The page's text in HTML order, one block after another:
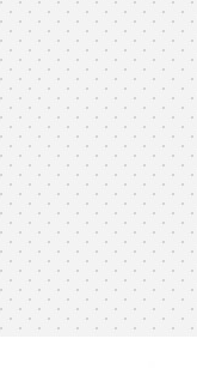
و
تابش :
6 * 17.2 * 19.2 سانتیمتر ضمانت : 24 ماه